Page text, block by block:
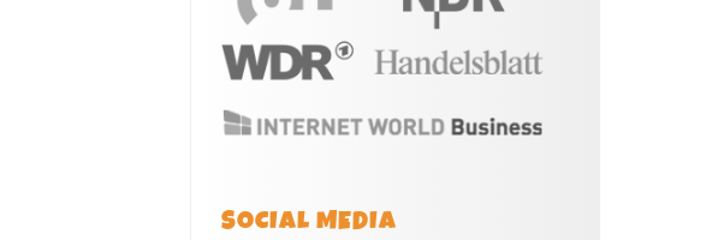
SOCIAL MEDIA